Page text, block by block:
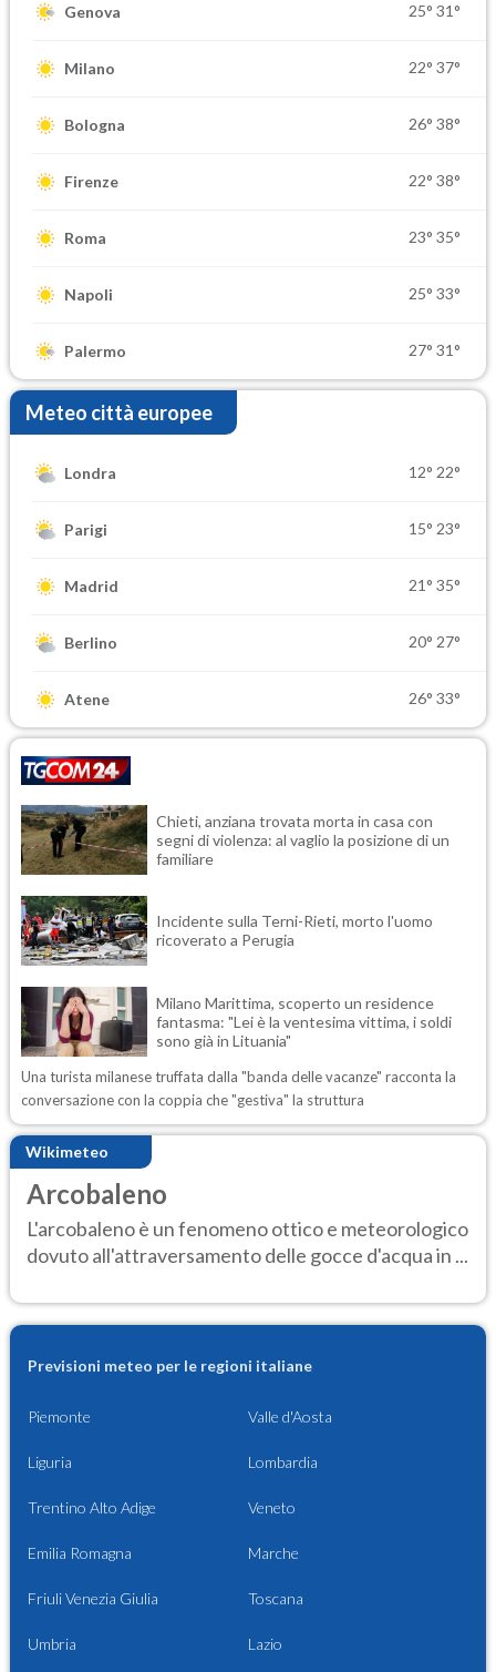
Genova 25° 31°
Milano 22° 37°
Bologna 26° 38°
Firenze 22° 38°
Roma 23° 35°
Napoli 25° 33°
Palermo 27° 31°
Meteo città europee
Londra 12° 22°
Parigi 15° 23°
Madrid 21° 35°
Berlino 20° 27°
Atene 26° 33°
Chieti, anziana trovata morta in casa con
segni di violenza: al vaglio la posizione di un
familiare
Incidente sulla Terni-Rieti, morto l'uomo
ricoverato a Perugia
Milano Marittima, scoperto un residence
fantasma: "Lei è la ventesima vittima, i soldi
sono già in Lituania"
Una turista milanese truffata dalla "banda delle vacanze" racconta la
conversazione con la coppia che "gestiva" la struttura
Wikimeteo
Arcobaleno
L'arcobaleno è un fenomeno ottico e meteorologico
dovuto all'attraversamento delle gocce d'acqua in ...
Previsioni meteo per le regioni italiane
Piemonte Valle d'Aosta
Liguria Lombardia
Trentino Alto Adige Veneto
Emilia Romagna Marche
Friuli Venezia Giulia Toscana
Umbria Lazio